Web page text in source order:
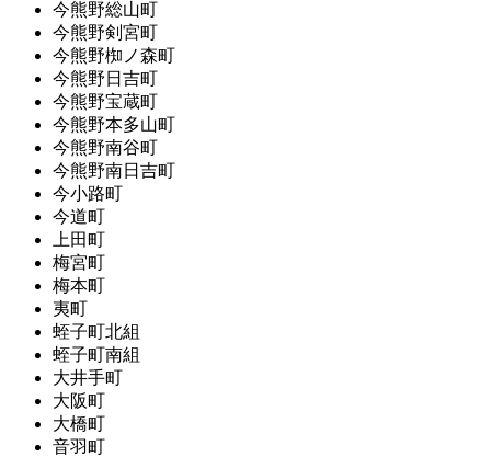
今熊野総山町
今熊野剣宮町
今熊野椥ノ森町
今熊野日吉町
今熊野宝蔵町
今熊野本多山町
今熊野南谷町
今熊野南日吉町
今小路町
今道町
上田町
梅宮町
梅本町
夷町
蛭子町北組
蛭子町南組
大井手町
大阪町
大橋町
音羽町